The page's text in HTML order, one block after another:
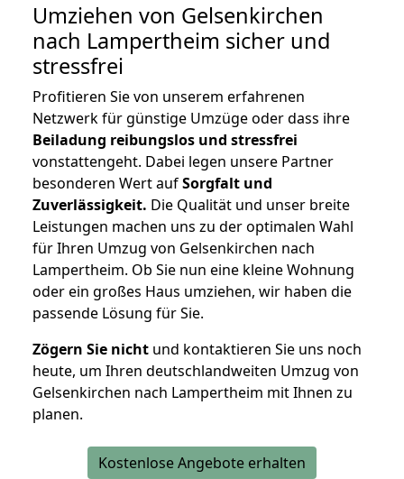
Umziehen von Gelsenkirchen
nach Lampertheim sicher und
stressfrei
Profitieren Sie von unserem erfahrenen
Netzwerk für günstige Umzüge oder dass ihre
Beiladung reibungslos und stressfrei
vonstattengeht. Dabei legen unsere Partner
besonderen Wert aufSorgfalt und
Zuverlässigkeit. Die Qualität und unser breite
Leistungen machen uns zu der optimalen Wahl
für Ihren Umzug von Gelsenkirchen nach
Lampertheim. Ob Sie nun eine kleine Wohnung
oder ein großes Haus umziehen, wir haben die
passende Lösung für Sie.
Zögern Sie nicht und kontaktieren Sie uns noch
heute, um Ihren deutschlandweiten Umzug von
Gelsenkirchen nach Lampertheim mit Ihnen zu
planen.
Kostenlose Angebote erhalten